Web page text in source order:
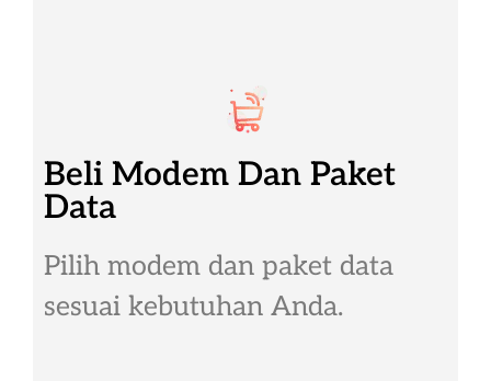
Beli Modem Dan Paket
Data
Pilih modem dan paket data
sesuai kebutuhan Anda.